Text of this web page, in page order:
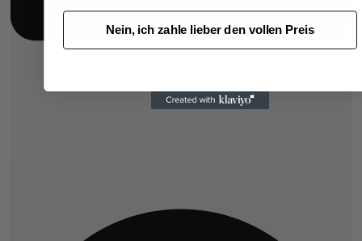
Nein, ich zahle lieber den vollen Preis